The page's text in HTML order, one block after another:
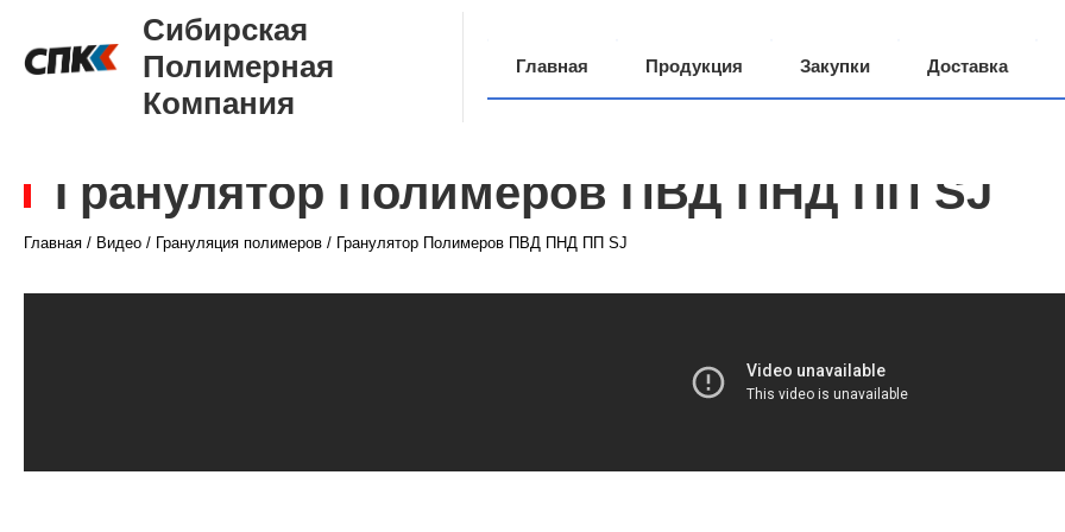
Сибирская
Полимерная
Компания
Главная Продукция Закупки Доставка
Гранулятор Полимеров ПВД ПНД ПП SJ
Главная / Видео / Грануляция полимеров / Гранулятор Полимеров ПВД ПНД ПП SJ